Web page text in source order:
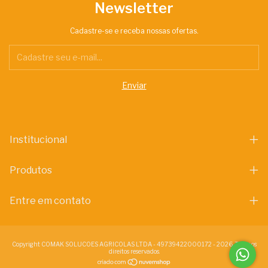
Newsletter
Cadastre-se e receba nossas ofertas.
Institucional
Produtos
Entre em contato
Copyright COMAK SOLUCOES AGRICOLAS LTDA - 49739422000172 - 2026. Todos os
direitos reservados.